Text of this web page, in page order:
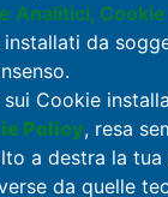
Analitici,
installati da
Cookie
Policy, resa
a destra la
da quelle